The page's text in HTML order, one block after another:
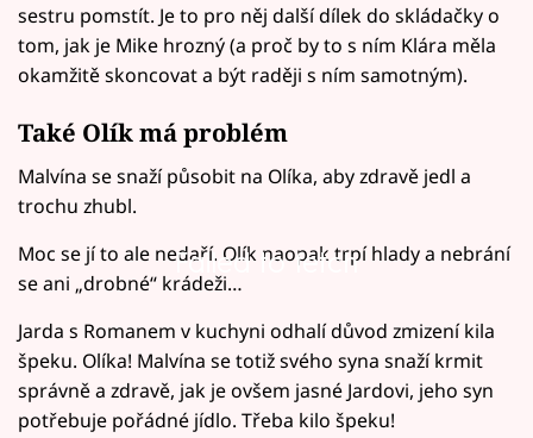
sestru pomstít. Je to pro něj další dílek do skládačky o
tom, jak je Mike hrozný (a proč by to s ním Klára měla
okamžitě skoncovat a být raději s ním samotným).
Také Olík má problém
Malvína se snaží působit na Olíka, aby zdravě jedl a
trochu zhubl.
Failed to fetch
Moc se jí to ale nedaří. Olík naopak trpí hlady a nebrání
se ani „drobné“ krádeži…
Jarda s Romanem v kuchyni odhalí důvod zmizení kila
špeku. Olíka! Malvína se totiž svého syna snaží krmit
správně a zdravě, jak je ovšem jasné Jardovi, jeho syn
potřebuje pořádné jídlo. Třeba kilo špeku!